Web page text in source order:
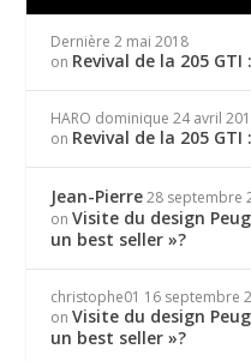
Dernière 2 mai 2018
on Revival de la 205
HARO dominique 24 avril
on Revival de la 205
Jean-Pierre 28 septembre
onVisite du design
un best seller »?
christophe01 16 septembre
onVisite du design
un best seller »?